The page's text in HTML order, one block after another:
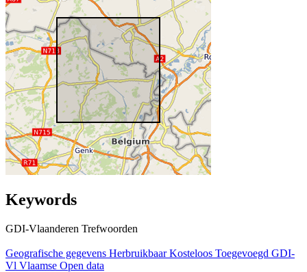
Keywords
GDI-Vlaanderen Trefwoorden
Geografische gegevens Herbruikbaar Kosteloos Toegevoegd GDI-
Vl Vlaamse Open data